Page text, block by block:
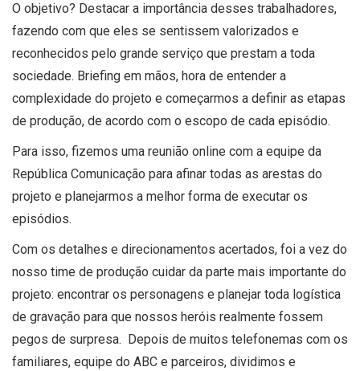
O objetivo? Destacar a importância desses trabalhadores,
fazendo com que eles se sentissem valorizados e
reconhecidos pelo grande serviço que prestam a toda
sociedade. Briefing em mãos, hora de entender a
complexidade do projeto e começarmos a definir as etapas
de produção, de acordo com o escopo de cada episódio.
Para isso, fizemos uma reunião online com a equipe da
República Comunicação para afinar todas as arestas do
projeto e planejarmos a melhor forma de executar os
episódios.
Com os detalhes e direcionamentos acertados, foi a vez do
nosso time de produção cuidar da parte mais importante do
projeto: encontrar os personagens e planejar toda logística
de gravação para que nossos heróis realmente fossem
pegos de surpresa. Depois de muitos telefonemas com os
familiares, equipe do ABC e parceiros, dividimos e